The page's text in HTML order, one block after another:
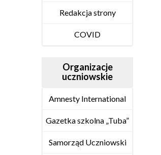
Redakcja strony
COVID
Organizacje
uczniowskie
Amnesty International
Gazetka szkolna „Tuba”
Samorząd Uczniowski